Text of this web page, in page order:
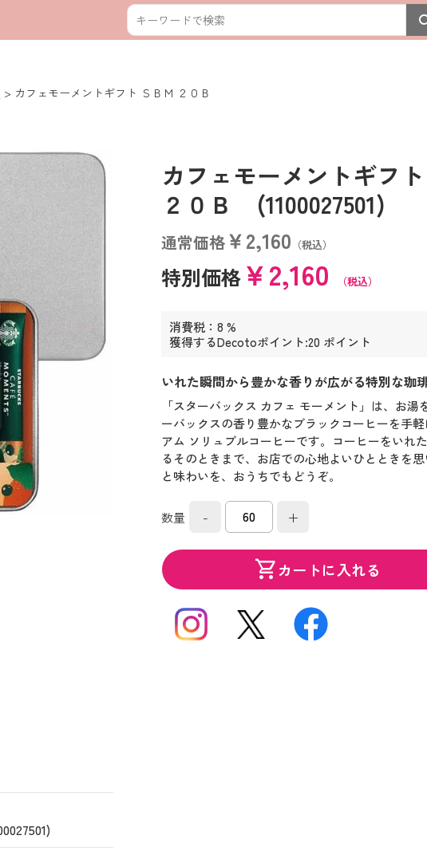
カフェモーメントギフト ＳＢＭ ２０Ｂ
カフェモーメントギフ
２０Ｂ (1100027501)
通常価格￥2,160 （税込）
特別価格￥2,160 （税込）
消費税：8 %
獲得するDecotoポイント:20 ポイント
いれた瞬間から豊かな香りが広がる特別な珈
「スターバックス カフェ モーメント」は、お湯
ーバックスの香り豊かなブラックコーヒーを手
アム ソリュブルコーヒーです。コーヒーをいれ
るそのときまで、お店での心地よいひとときを
と味わいを、おうちでもどうぞ。
数量 - +
shopping_cartカートに入れる